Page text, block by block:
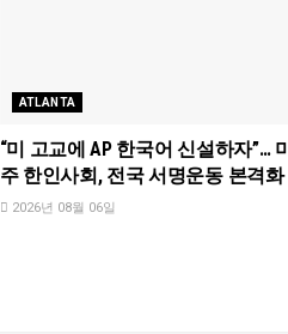
ATLANTA
“미 고교에 AP 한국어 신설하자”… 미
주 한인사회, 전국 서명운동 본격화
2026년 08월 06일